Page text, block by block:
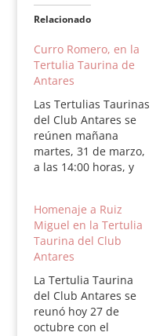
Relacionado
Curro Romero, en la
Tertulia Taurina de
Antares
Las Tertulias Taurinas
del Club Antares se
reúnen mañana
martes, 31 de marzo,
a las 14:00 horas, y
compartirá con los
asistentes
experiencias y
vivencias y será
homenajeado con
motivo del 50
aniversario de su
alternativa, celebrada
Homenaje a Ruiz
Miguel en la Tertulia
Taurina del Club
Antares
La Tertulia Taurina
del Club Antares se
reunó hoy 27 de
octubre con el